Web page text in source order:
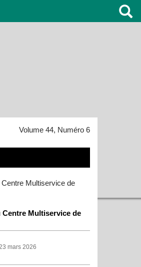
Volume 44, Numéro 6
Multiservice de
mars 2026